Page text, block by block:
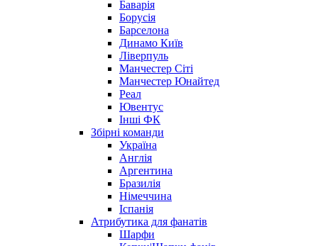
Баварія
Борусія
Барселона
Динамо Київ
Ліверпуль
Манчестер Сіті
Манчестер Юнайтед
Реал
Ювентус
Інші ФК
Збірні команди
Україна
Англія
Аргентина
Бразилія
Німеччина
Іспанія
Атрибутика для фанатів
Шарфи